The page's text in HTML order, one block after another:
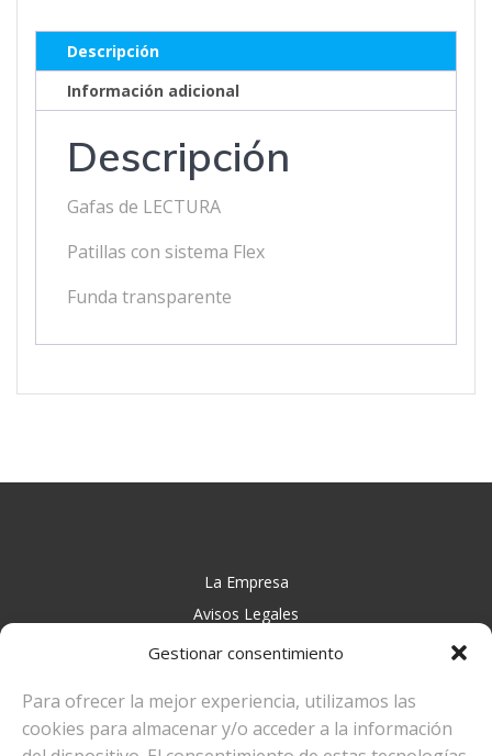
Gestionar consentimiento
Para ofrecer la mejor experiencia, utilizamos las
cookies para almacenar y/o acceder a la información
Descripción
Información adicional
Descripción
Gafas de LECTURA
Patillas con sistema Flex
Funda transparente
La Empresa
Avisos Legales